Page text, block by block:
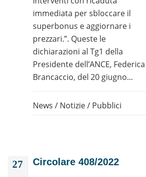
immediata per sbloccare il
superbonus e aggiornare i
prezzari.”. Queste le
dichiarazioni al Tg1 della
Presidente dell’ANCE, Federica
Brancaccio, del 20 giugno...
News / Notizie/ Pubblici
27
Circolare 408/2022